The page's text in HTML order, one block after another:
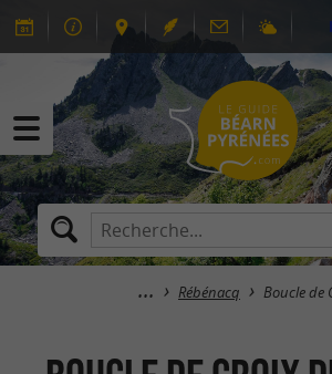
Rébénacq Boucle de